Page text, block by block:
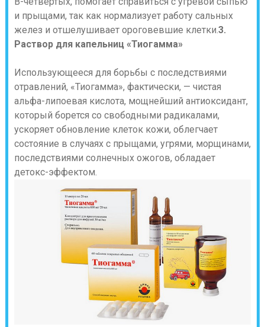
и прыщами, так как нормализует работу сальных
желез и отшелушивает ороговевшие клетки. 3.
Раствор для капельниц «Тиогамма»
Использующееся для борьбы с последствиями
отравлений, «Тиогамма», фактически, — чистая
альфа-липоевая кислота, мощнейший антиоксидант,
который борется со свободными радикалами,
ускоряет обновление клеток кожи, облегчает
состояние в случаях с прыщами, угрями, морщинами,
последствиями солнечных ожогов, обладает
детокс-эффектом.